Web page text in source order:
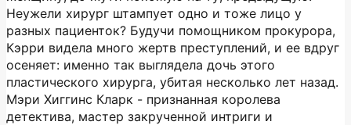
Неужели хирург штампует одно и тоже лицо у
разных пациенток? Будучи помощником прокурора,
Кэрри видела много жертв преступлений, и ее вдруг
осеняет: именно так выглядела дочь этого
пластического хирурга, убитая несколько лет назад.
Мэри Хиггинс Кларк - признанная королева
детектива, мастер закрученной интриги и